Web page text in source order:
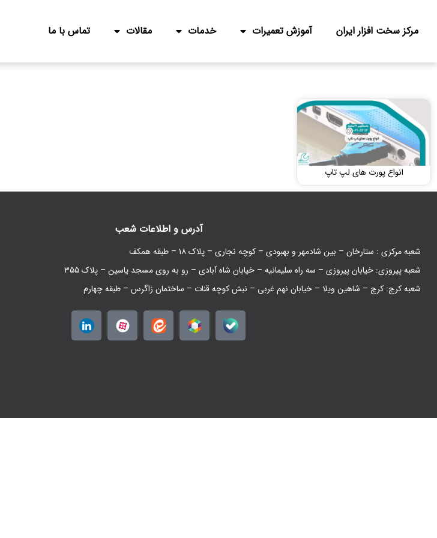
مرکز سخت افزار ایران آموزش تعمیرات خدمات مقالات تماس با ما
انواع پورت های لپ تاپ
آدرس و اطلاعات شعب
شعبه مرکزی : ستارخان – بین شادمهر و بهبودی – کوچه نجاری – پلاک ۱۸ – طبقه همکف
شعبه پیروزی: خیابان پیروزی – سه راه سلیمانیه – خیابان شاه آبادی – رو به روی مسجد یاسین – پلاک ۳۵۵
شعبه کرج: کرج – شاهین ویلا – خیابان نهم غربی – نبش کوچه قنات – ساختمان زاگرس – طبقه چهارم